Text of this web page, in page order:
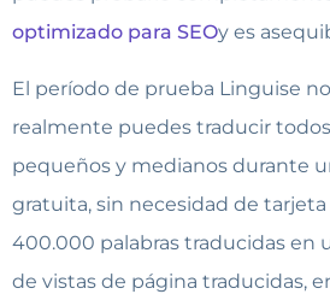
optimizado para SEOy es
El período de prueba Linguise
realmente puedes traducir
pequeños y medianos durante
gratuita, sin necesidad de
400.000 palabras traducidas en
de vistas de página traducidas,